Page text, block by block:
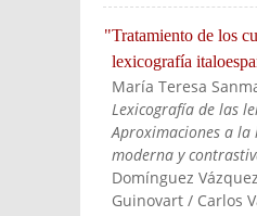
"Tratamiento de los
lexicografía
María Teresa
Lexicografía de las
Aproximaciones a la
moderna y
Domínguez
Guinovart / Carlos